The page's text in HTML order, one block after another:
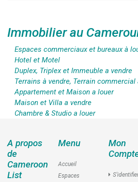
Immobilier au
Espaces commerciaux et bureaux à
Hotel et Motel
Duplex, Triplex et Immeuble a vendre
Terrains à vendre, Terrain commercial
Appartement et Maison a louer
Maison et Villa a vendre
Chambre & Studio a louer
A propos
de
Cameroon
List
Menu
Accueil
Espaces
Mon